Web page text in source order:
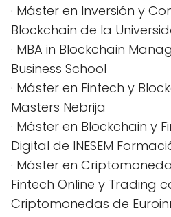
· Máster en Inversión y
Blockchain de la
· MBA in Blockchain
Business School
· Máster en Fintech y
Masters Nebrija
· Máster en Blockchain y
Digital de INESEM
· Máster en
Fintech Online y Trading
Criptomonedas de